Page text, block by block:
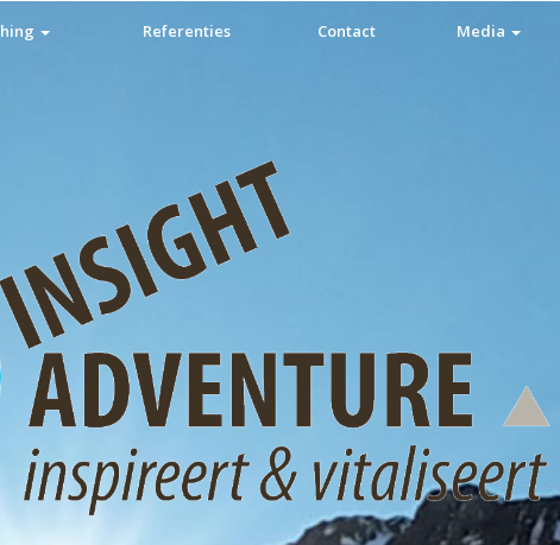
Referenties Contact Media